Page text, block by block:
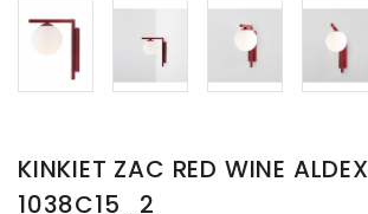
KINKIET ZAC RED WINE ALDEX
1038C15_2